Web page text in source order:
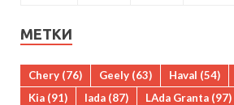
МЕТКИ
Chery (76) Geely (63) Haval (54)
Kia (91) lada (87) LAda Granta (97)